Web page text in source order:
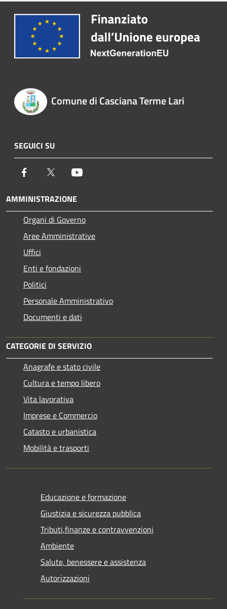
Comune di Casciana Terme Lari
SEGUICI SU
Facebook Twitter
AMMINISTRAZIONE
Organi di Governo
Aree Amministrative
Uffici
Enti e fondazioni
Politici
Personale Amministrativo
Documenti e dati
CATEGORIE DI SERVIZIO
Anagrafe e stato civile
Cultura e tempo libero
Vita lavorativa
Imprese e Commercio
Catasto e urbanistica
Mobilità e trasporti
Educazione e formazione
Giustizia e sicurezza pubblica
Tributi,finanze e contravvenzioni
Ambiente
Salute, benessere e assistenza
Autorizzazioni